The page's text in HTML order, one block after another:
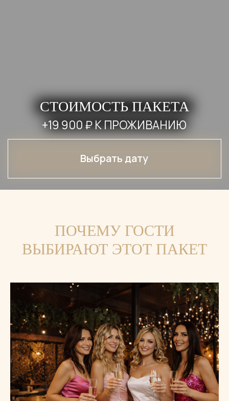
ПОЧЕМУ ГОСТИ
ВЫБИРАЮТ ЭТОТ ПАКЕТ